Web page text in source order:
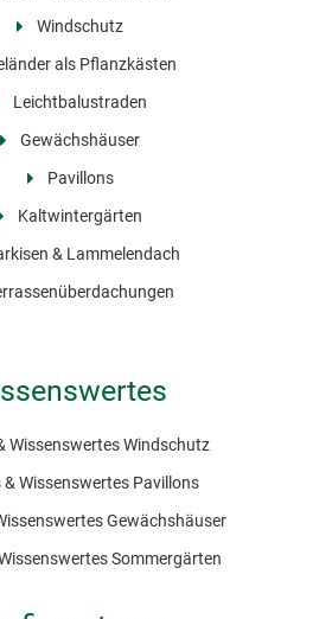
Windschutz
als Pflanzkästen
Leichtbalustraden
Gewächshäuser
Pavillons
Kaltwintergärten
& Lammelendach
Wissenswertes Windschutz
& Wissenswertes Pavillons
Gewächshäuser
Sommergärten